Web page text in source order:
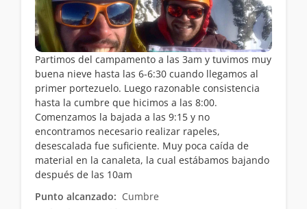
Partimos del campamento a las 3am y tuvimos muy
buena nieve hasta las 6-6:30 cuando llegamos al
primer portezuelo. Luego razonable consistencia
hasta la cumbre que hicimos a las 8:00.
Comenzamos la bajada a las 9:15 y no
encontramos necesario realizar rapeles,
desescalada fue suficiente. Muy poca caída de
material en la canaleta, la cual estábamos bajando
después de las 10am
Punto alcanzado: Cumbre